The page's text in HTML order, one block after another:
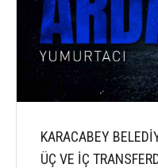
KARACABEY
ÜÇ VE İÇ